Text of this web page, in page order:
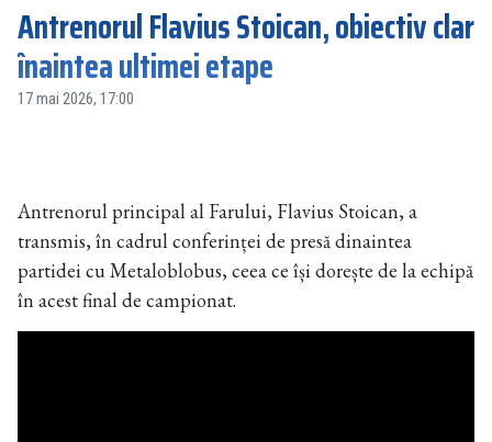
Antrenorul Flavius Stoican, obiectiv clar
înaintea ultimei etape
17 mai 2026, 17:00
Antrenorul principal al Farului, Flavius Stoican, a
transmis, în cadrul conferinței de presă dinaintea
partidei cu Metaloblobus, ceea ce își dorește de la echipă
în acest final de campionat.